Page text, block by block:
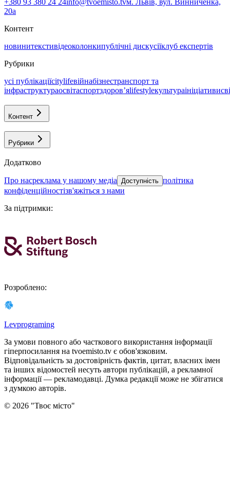
20а
Контент
новинитекстивідеоколонкипублічні дискусіїклуб експертів
Рубрики
усі публікаціїcitylifeвійнабізнестранспорт та
інфраструктураосвітаспортздоровʼяlifestyleкультураініціативи
Контент
Рубрики
Додатково
про насреклама у нашому медіа Доступність політика
конфіденційностізв'яжіться з нами
За підтримки:
Розроблено:
Levprograming
За умови повного або часткового використання iнформацiї
гіперпосилання на tvoemisto.tv є обов'язковим.
Відповідальність за достовірність фактів, цитат, власних імен
та інших відомостей несуть автори публікацій, а рекламної
інформації — рекламодавці. Думка редакцiї може не збiгатися
з думкою авторiв.
© 2026 "Твоє місто"